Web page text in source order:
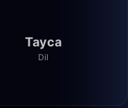
Tayca
Dil